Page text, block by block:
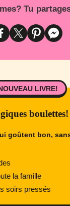
Tu
LIVRE!
boulettes!
goûtent bon,
la famille
soirs pressés